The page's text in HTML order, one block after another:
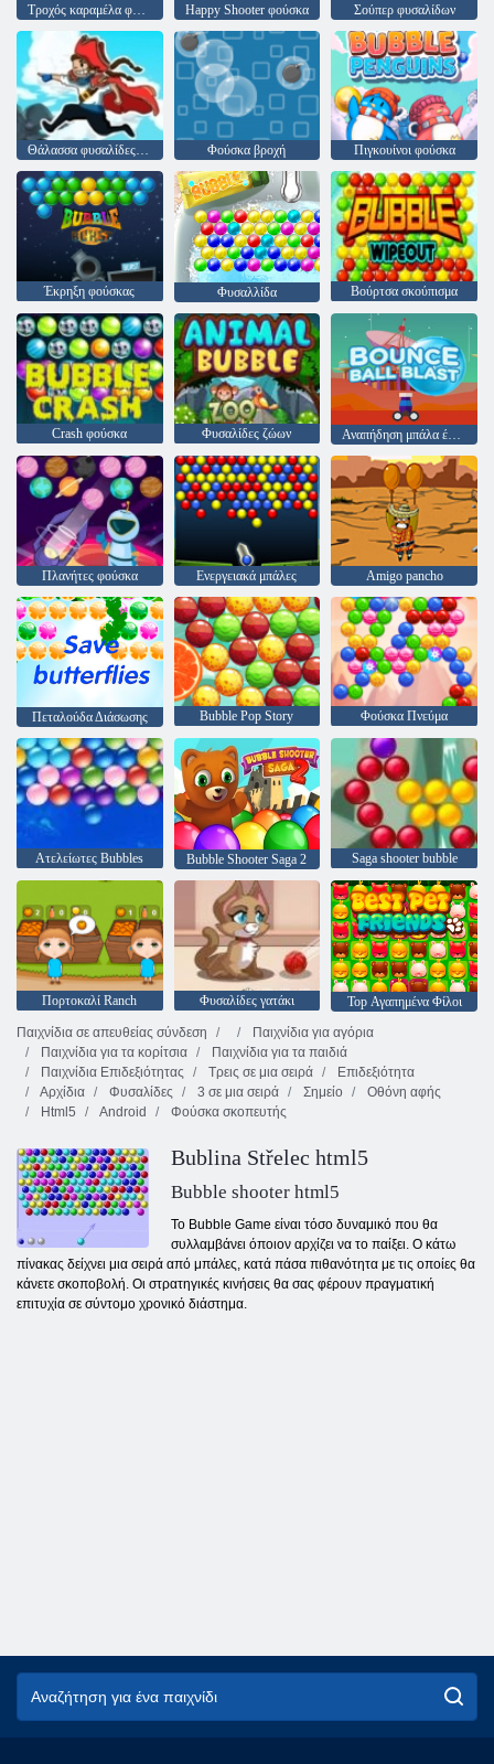
Τροχός καραμέλα φούσκα φούσκα Happy Shooter φούσκα Σούπερ φυσαλίδων
Θάλασσα φυσαλίδες πειρατές Φούσκα βροχή Πιγκουίνοι φούσκα
Έκρηξη φούσκας Φυσαλλίδα Βούρτσα σκούπισμα
Crash φούσκα Φυσαλίδες ζώων Αναπήδηση μπάλα έκρηξη
Πλανήτες φούσκα Ενεργειακά μπάλες Amigo pancho
Πεταλούδα Διάσωσης Bubble Pop Story Φούσκα Πνεύμα
Ατελείωτες Bubbles Bubble Shooter Saga 2 Saga shooter bubble
Πορτοκαλί Ranch Φυσαλίδες γατάκι
Top Αγαπημένα Φίλοι
Παιχνίδια σε απευθείας σύνδεση
Παιχνίδια για αγόρια
Παιχνίδια για τα κορίτσια
Παιχνίδια για τα παιδιά
Παιχνίδια Επιδεξιότητας
Τρεις σε μια σειρά
Επιδεξιότητα
Αρχίδια
Φυσαλίδες 3 σε μια σειρά Σημείο
Οθόνη αφής
Html5
Android Φούσκα σκοπευτής
Bublina Střelec html5
Bubble shooter html5
Το Bubble Game είναι τόσο δυναμικό που θα
συλλαμβάνει όποιον αρχίζει να το παίξει. Ο κάτω
πίνακας δείχνει μια σειρά από μπάλες, κατά πάσα πιθανότητα με τις οποίες θα
κάνετε σκοποβολή. Οι στρατηγικές κινήσεις θα σας φέρουν πραγματική
επιτυχία σε σύντομο χρονικό διάστημα.